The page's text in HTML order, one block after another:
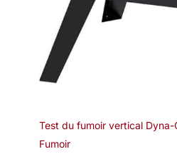
Test du fumoir vertical Dyna-
Fumoir